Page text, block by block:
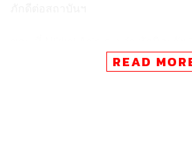
เดือนมิถุนายน ปี 2024 ฐานละเมิดกฎ
เดชานุภาพ มาตรา 112 จากการแสดง
READ